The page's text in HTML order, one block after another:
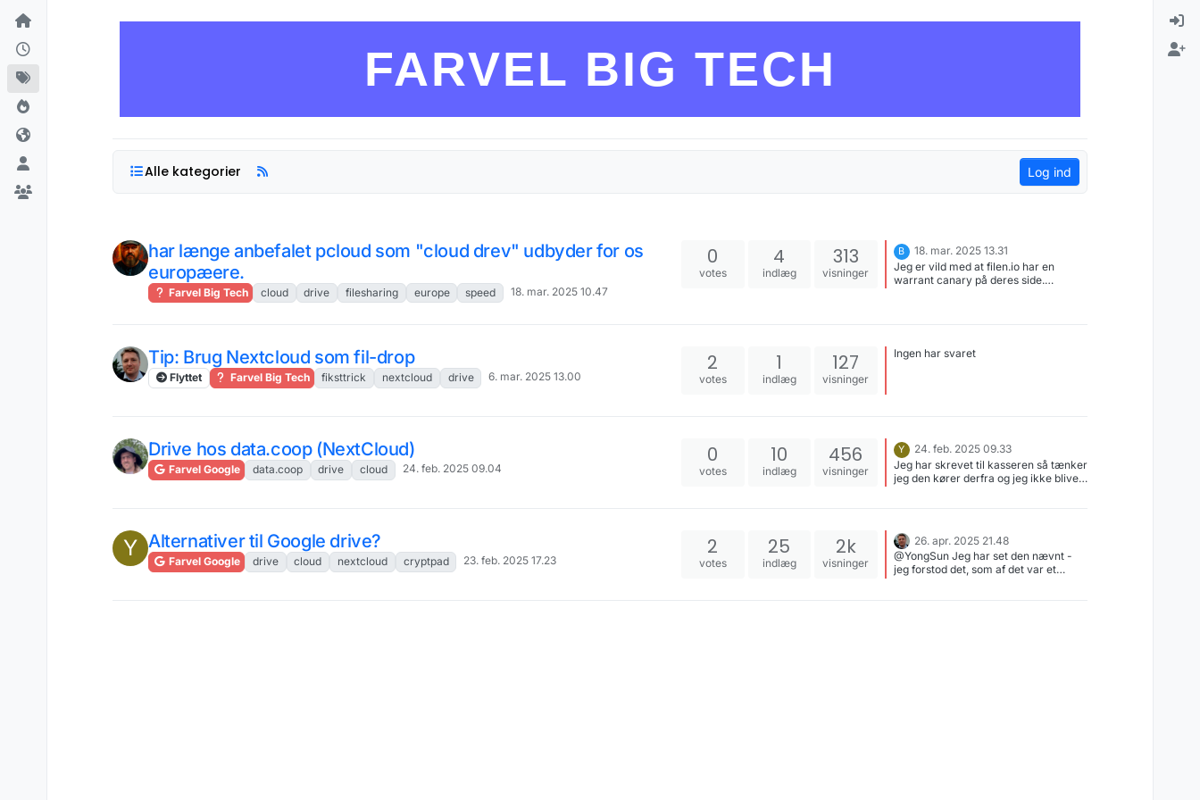
Skip to content
FARVEL BIG TECH
Alle kategorier Log ind
har længe anbefalet pcloud som "cloud drev" udbyder for os
europæere.
Farvel Big Tech cloud drive filesharing europe speed 18. mar. 2025 10.47
0
votes
4
indlæg
313
visninger
B
18. mar. 2025 13.31
Jeg er vild med at filen.io har en
warrant canary på deres side.
om det.
Tip: Brug Nextcloud som fil-drop
Flyttet Farvel Big Tech fiksttrick nextcloud drive 6. mar. 2025 13.00
2
votes
1
indlæg
127
visninger
Ingen har svaret
Drive hos data.coop (NextCloud)
Farvel Google data.coop drive cloud 24. feb. 2025 09.04
0
votes
10
indlæg
456
visninger
Y
24. feb. 2025 09.33
Jeg har skrevet til kasseren så tænker
jeg den kører derfra og jeg ikke bliver
god læsning for mig.
Y Alternativer til Google drive?
Farvel Google drive cloud nextcloud cryptpad 23. feb. 2025 17.23
2
votes
25
indlæg
2k
visninger
26. apr. 2025 21.48
@YongSun Jeg har set den nævnt -
jeg forstod det, som af det var et